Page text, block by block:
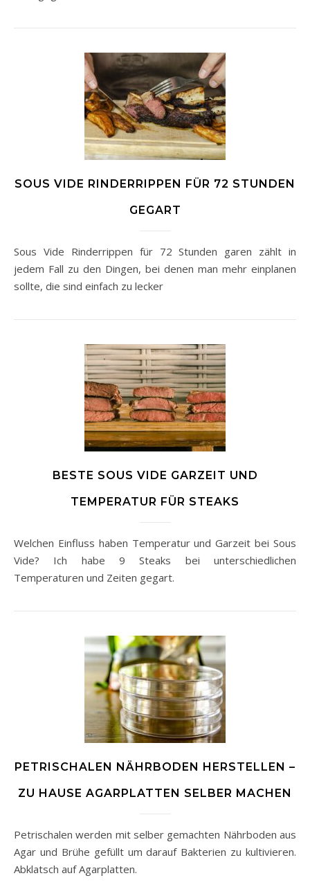
SOUS VIDE RINDERRIPPEN FÜR 72 STUNDEN
GEGART
Sous Vide Rinderrippen für 72 Stunden garen zählt in
jedem Fall zu den Dingen, bei denen man mehr einplanen
sollte, die sind einfach zu lecker
BESTE SOUS VIDE GARZEIT UND
TEMPERATUR FÜR STEAKS
Welchen Einfluss haben Temperatur und Garzeit bei Sous
Vide? Ich habe 9 Steaks bei unterschiedlichen
Temperaturen und Zeiten gegart.
PETRISCHALEN NÄHRBODEN HERSTELLEN –
ZU HAUSE AGARPLATTEN SELBER MACHEN
Petrischalen werden mit selber gemachten Nährboden aus
Agar und Brühe gefüllt um darauf Bakterien zu kultivieren.
Abklatsch auf Agarplatten.